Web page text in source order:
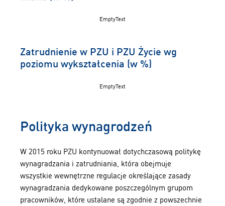
EmptyText
Zatrudnienie w PZU i PZU Życie wg
poziomu wykształcenia (w %)
EmptyText
Polityka wynagrodzeń
W 2015 roku PZU kontynuował dotychczasową politykę
wynagradzania i zatrudniania, która obejmuje
wszystkie wewnętrzne regulacje określające zasady
wynagradzania dedykowane poszczególnym grupom
pracowników, które ustalane są zgodnie z powszechnie